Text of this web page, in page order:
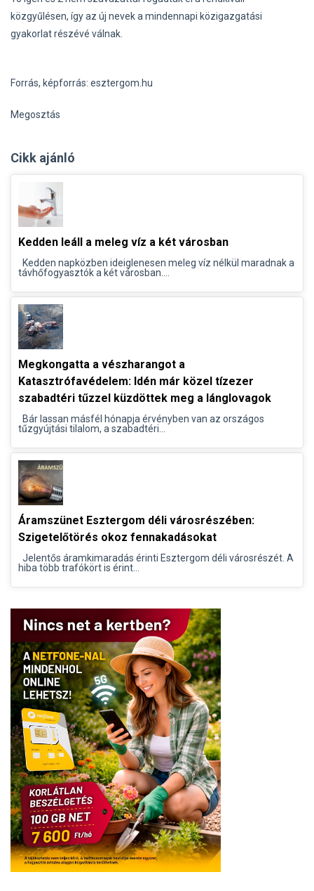
közgyűlésen, így az új nevek a mindennapi közigazgatási
gyakorlat részévé válnak.
Forrás, képforrás: esztergom.hu
Megosztás
Cikk ajánló
Kedden leáll a meleg víz a két városban
Kedden napközben ideiglenesen meleg víz nélkül maradnak a
távhőfogyasztók a két városban....
Megkongatta a vészharangot a
Katasztrófavédelem: Idén már közel tízezer
szabadtéri tűzzel küzdöttek meg a lánglovagok
Bár lassan másfél hónapja érvényben van az országos
tűzgyújtási tilalom, a szabadtéri...
Áramszünet Esztergom déli városrészében:
Szigetelőtörés okoz fennakadásokat
Jelentős áramkimaradás érinti Esztergom déli városrészét. A
hiba több trafókört is érint...